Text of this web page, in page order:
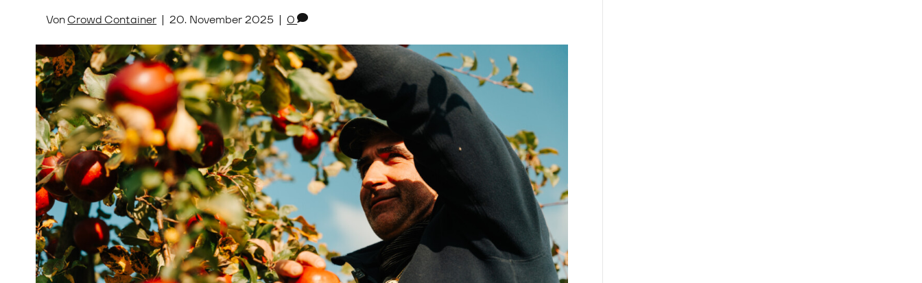
VonCrowd Container | 20. November 2025 | 0